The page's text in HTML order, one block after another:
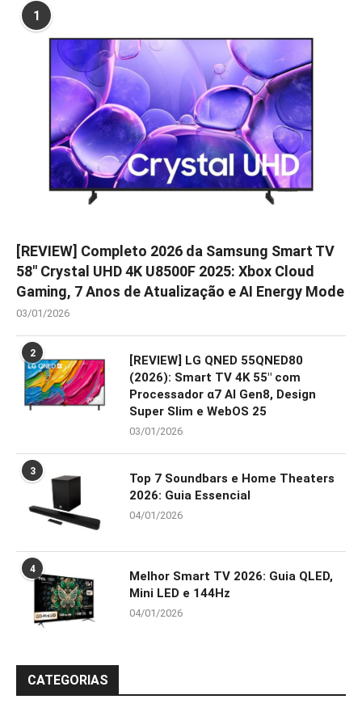
1
[REVIEW] Completo 2026 da Samsung Smart TV
58″ Crystal UHD 4K U8500F 2025: Xbox Cloud
Gaming, 7 Anos de Atualização e AI Energy Mode
03/01/2026
2
[REVIEW] LG QNED 55QNED80
(2026): Smart TV 4K 55″ com
Processador α7 AI Gen8, Design
Super Slim e WebOS 25
03/01/2026
3
Top 7 Soundbars e Home Theaters
2026: Guia Essencial
04/01/2026
4
Melhor Smart TV 2026: Guia QLED,
Mini LED e 144Hz
04/01/2026
CATEGORIAS